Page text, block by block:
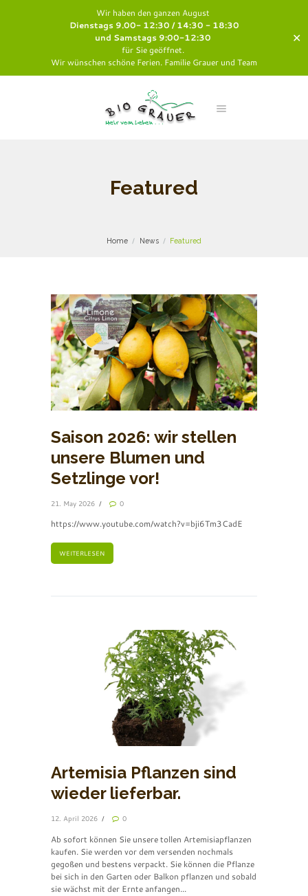
Wir haben den ganzen August
Dienstags 9.00- 12:30 / 14:30 - 18:30
und Samstags 9:00-12:30
für Sie geöffnet.
Wir wünschen schöne Ferien. Familie Grauer und Team
✕
Featured
Home News Featured
Saison 2026: wir stellen
unsere Blumen und
Setzlinge vor!
21. May 2026 0
https://www.youtube.com/watch?v=bji6Tm3CadE
WEITERLESEN
Artemisia Pflanzen sind
wieder lieferbar.
12. April 2026 0
Ab sofort können Sie unsere tollen Artemisiapflanzen
kaufen. Sie werden vor dem versenden nochmals
gegoßen und bestens verpackt. Sie können die Pflanze
bei sich in den Garten oder Balkon pflanzen und sobald
sie wächst mit der Ernte anfangen...